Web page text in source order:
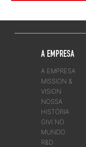
A EMPRESA
A EMPRESA
MISSION &
VISION
NOSSA
HISTÓRIA
GIVI NO
MUNDO
R&D